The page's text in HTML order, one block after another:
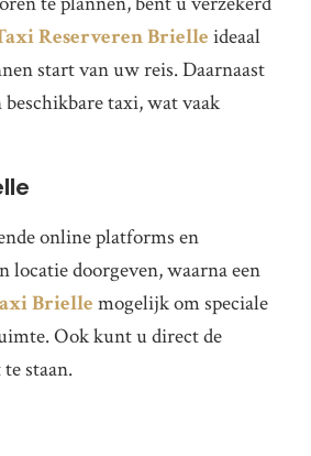
Reserveren Brielle ideaal
start van uw reis. Daarnaast
taxi, wat vaak
online platforms en
doorgeven, waarna een
Briellemogelijk om speciale
Ook kunt u direct de
staan.